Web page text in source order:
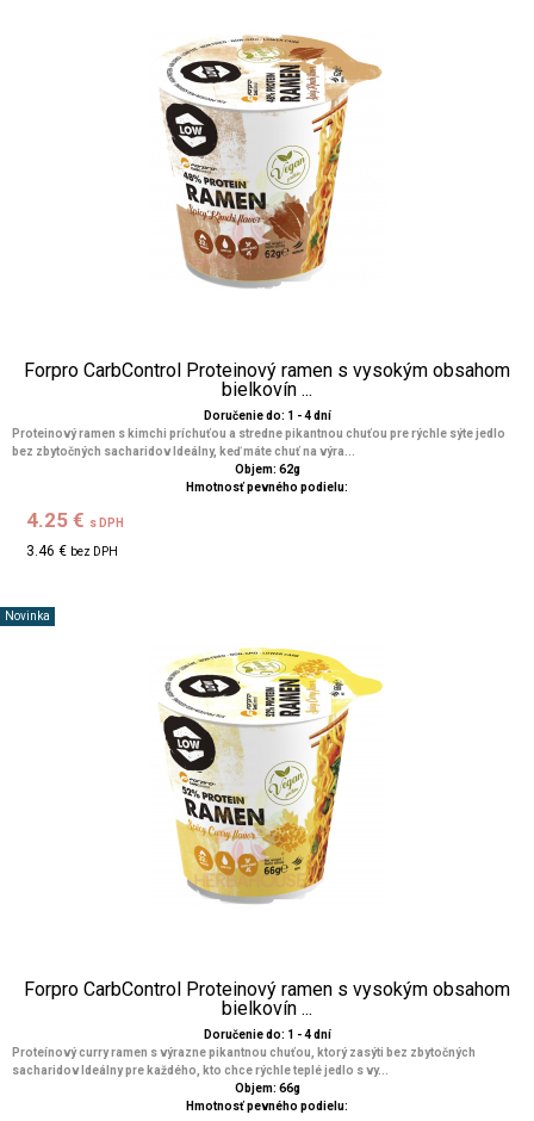
Forpro CarbControl Proteinový ramen s vysokým obsahom
bielkovín ...
Doručenie do: 1 - 4 dní
Proteinový ramen s kimchi príchuťou a stredne pikantnou chuťou pre rýchle sýte jedlo
bez zbytočných sacharidov Ideálny, keď máte chuť na výra...
Objem: 62g
Hmotnosť pevného podielu:
4.25 € s DPH
3.46 € bez DPH
Novinka
Forpro CarbControl Proteinový ramen s vysokým obsahom
bielkovín ...
Doručenie do: 1 - 4 dní
Proteínový curry ramen s výrazne pikantnou chuťou, ktorý zasýti bez zbytočných
sacharidov Ideálny pre každého, kto chce rýchle teplé jedlo s vy...
Objem: 66g
Hmotnosť pevného podielu: